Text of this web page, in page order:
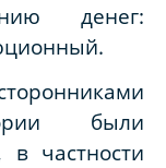
денег:
были
в частности